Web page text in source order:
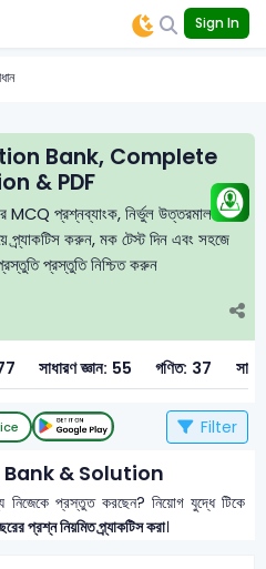
Sign In
Bank, Complete
& PDF
MCQ প্রশ্নব্যাংক, নির্ভুল উত্তরমালা এবং
প্র্যাকটিস করুন, মক টেস্ট দিন এবং সহজে
প্রস্তুতি নিশ্চিত করুন
সাধারণ জ্ঞান: 55 গণিত: 37
Filter
Bank & Solution
নিজেকে প্রস্তুত করছেন? নিয়োগ যুদ্ধে টিকে
প্রশ্ন নিয়মিত প্র্যাকটিস করা।